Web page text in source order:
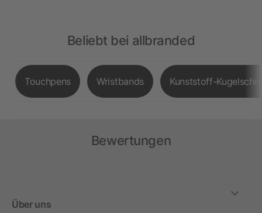
Beliebt bei allbranded
Touchpens Wristbands Kunststoff-
Bewertungen
Über uns